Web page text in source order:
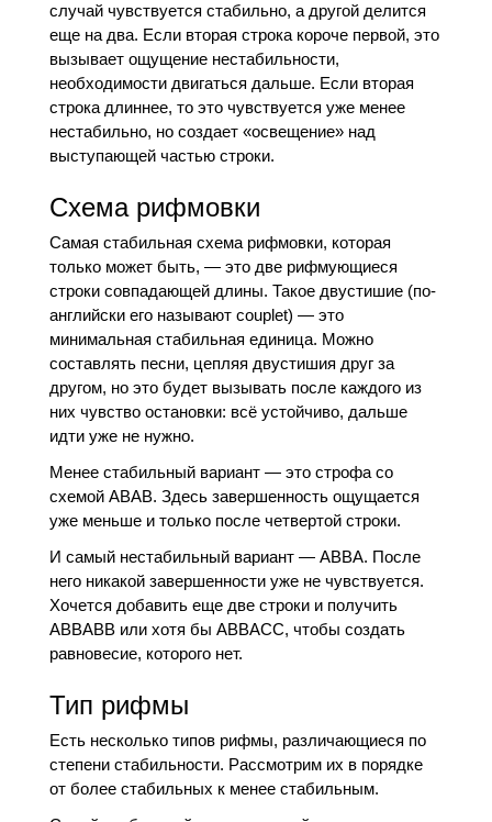
случай чувствуется стабильно, а другой делится
еще на два. Если вторая строка короче первой, это
вызывает ощущение нестабильности,
необходимости двигаться дальше. Если вторая
строка длиннее, то это чувствуется уже менее
нестабильно, но создает «освещение» над
выступающей частью строки.
Схема рифмовки
Самая стабильная схема рифмовки, которая
только может быть, — это две рифмующиеся
строки совпадающей длины. Такое двустишие (по-
английски его называют couplet) — это
минимальная стабильная единица. Можно
составлять песни, цепляя двустишия друг за
другом, но это будет вызывать после каждого из
них чувство остановки: всё устойчиво, дальше
идти уже не нужно.
Менее стабильный вариант — это строфа со
схемой ABAB. Здесь завершенность ощущается
уже меньше и только после четвертой строки.
И самый нестабильный вариант — ABBA. После
него никакой завершенности уже не чувствуется.
Хочется добавить еще две строки и получить
ABBABB или хотя бы ABBACC, чтобы создать
равновесие, которого нет.
Тип рифмы
Есть несколько типов рифмы, различающиеся по
степени стабильности. Рассмотрим их в порядке
от более стабильных к менее стабильным.